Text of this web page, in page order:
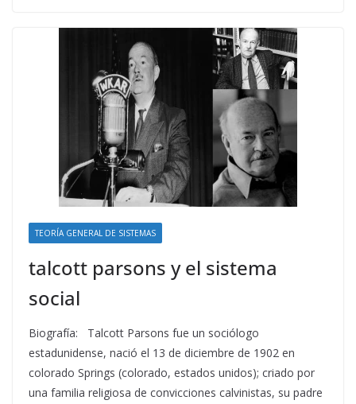
TEORÍA GENERAL DE SISTEMAS
talcott parsons y el sistema
social
Biografía: Talcott Parsons fue un sociólogo
estadunidense, nació el 13 de diciembre de 1902 en
colorado Springs (colorado, estados unidos); criado por
una familia religiosa de convicciones calvinistas, su padre